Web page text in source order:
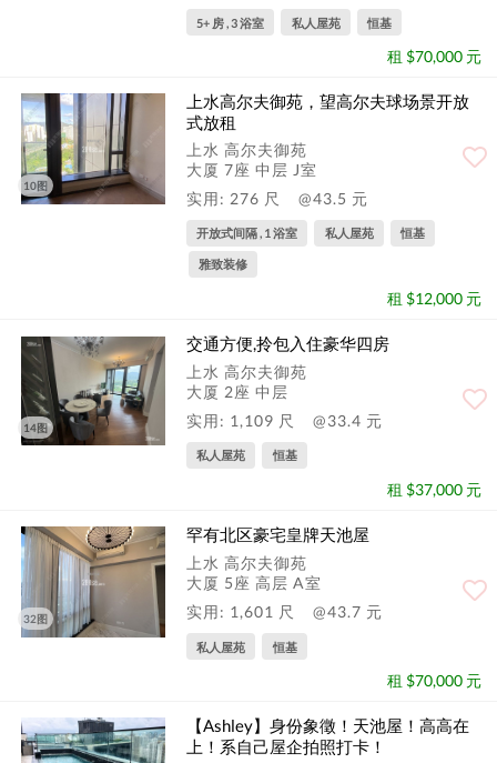
5+ 房 , 3 浴室 私人屋苑 恒基
租 $70,000 元
10图
上水高尔夫御苑，望高尔夫球场景开放
式放租
上水 高尔夫御苑
大厦 7座 中层 J室
实用: 276 尺
@43.5 元
开放式间隔 , 1 浴室 私人屋苑 恒基
雅致装修
租 $12,000 元
14图
交通方便,拎包入住豪华四房
上水 高尔夫御苑
大厦 2座 中层
实用: 1,109 尺
@33.4 元
私人屋苑 恒基
租 $37,000 元
32图
罕有北区豪宅皇牌天池屋
上水 高尔夫御苑
大厦 5座 高层 A室
实用: 1,601 尺
@43.7 元
私人屋苑 恒基
租 $70,000 元
【Ashley】身份象徵！天池屋！高高在
上！系自己屋企拍照打卡！